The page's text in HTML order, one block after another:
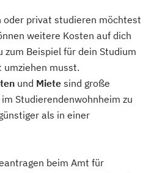
oder privat studieren möchtest
weitere Kosten auf dich
zum Beispiel für dein Studium
umziehen musst.
und Miete sind große
Studierendenwohnheim zu
als in einer
beim Amt für